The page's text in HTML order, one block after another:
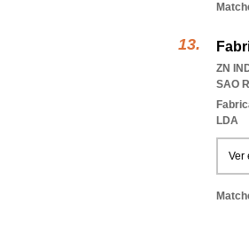
ZN
SAO
LDA
Ver